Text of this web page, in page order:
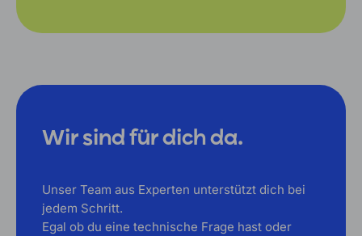
Wir sind für dich da.
Unser Team aus Experten unterstützt dich bei
jedem Schritt.
Egal ob du eine technische Frage hast oder